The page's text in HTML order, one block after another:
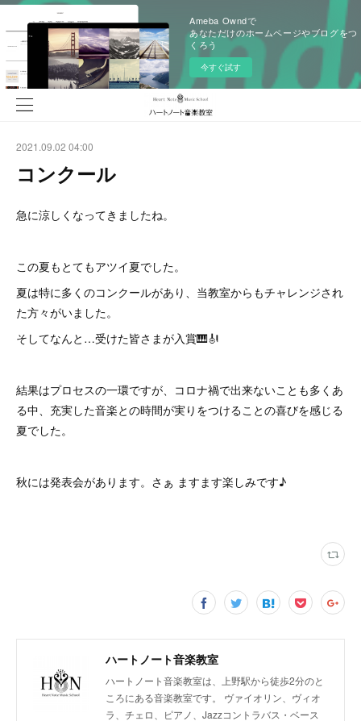
Ameba Owndで
あなただけのホームページやブログをつ
くろう
今すぐ試す
2021.09.02 04:00
コンクール
急に涼しくなってきましたね。
この夏もとてもアツイ夏でした。
夏は特に多くのコンクールがあり、当教室からもチャレンジされ
た方々がいました。
そしてなんと…受けた皆さまが入賞🎹🎻
結果はプロセスの一環ですが、コロナ禍で出来ないことも多くあ
る中、充実した音楽との時間が実りをつけることの喜びを感じる
夏でした。
秋には発表会があります。さぁ ますます楽しみです♪
ハートノート音楽教室
ハートノート音楽教室は、上野駅から徒歩2分のと
ころにある音楽教室です。 ヴァイオリン、ヴィオ
ラ、チェロ、ピアノ、Jazzコントラバス・ベース